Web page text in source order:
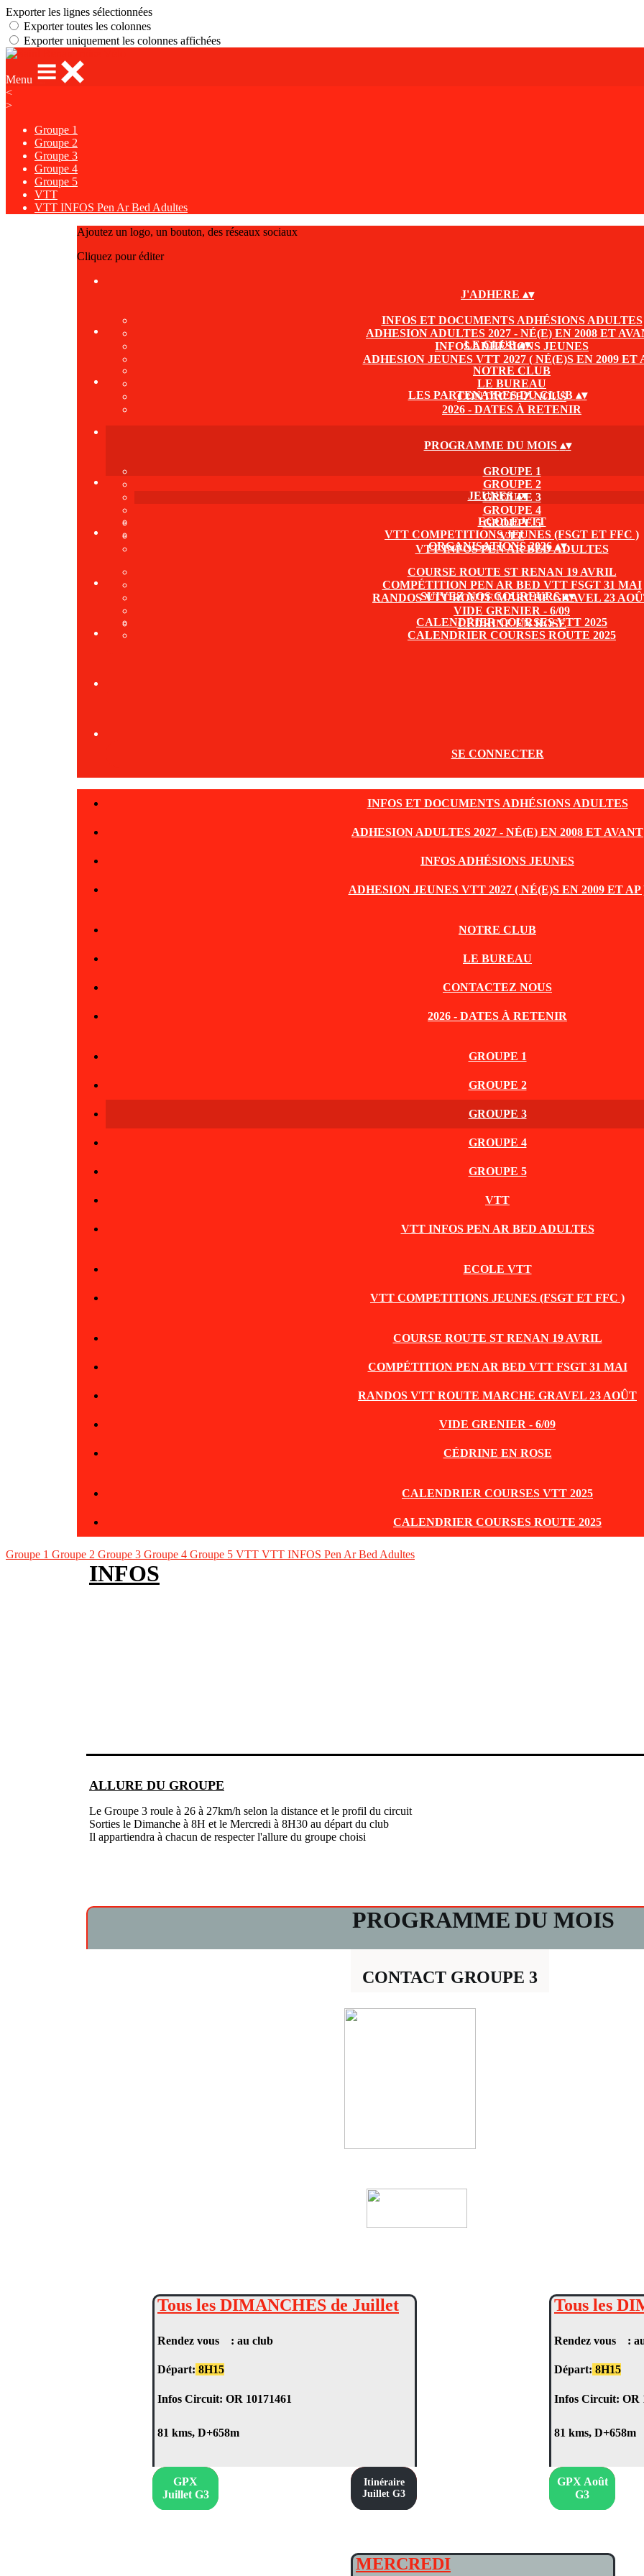
Exporter les lignes sélectionnées
Exporter toutes les colonnes
Exporter uniquement les colonnes affichées
Menu
<
>
Groupe 1
Groupe 2
Groupe 3
Groupe 4
Groupe 5
VTT
VTT INFOS Pen Ar Bed Adultes
Ajoutez un logo, un bouton, des réseaux sociaux
Cliquez pour éditer
J'ADHERE ▴▾
INFOS ET DOCUMENTS ADHÉSIONS ADULTES
ADHESION ADULTES 2027 - NÉ(E) EN 2008 ET
INFOS ADHÉSIONS JEUNES
ADHESION JEUNES VTT 2027 ( NÉ(E)S EN 2009 ET
LE CLUB▴▾
NOTRE CLUB
LE BUREAU
CONTACTEZ NOUS
2026 - DATES À RETENIR
LES PARTENAIRES DU CLUB ▴▾
PROGRAMME DU MOIS ▴▾
GROUPE 1
GROUPE 2
GROUPE 3
GROUPE 4
GROUPE 5
VTT
VTT INFOS PEN AR BED ADULTES
JEUNES▴▾
ECOLE VTT
VTT COMPETITIONS JEUNES (FSGT ET FFC )
ORGANISATIONS 2026 ▴▾
COURSE ROUTE ST RENAN 19 AVRIL
COMPÉTITION PEN AR BED VTT FSGT 31 MAI
RANDOS VTT ROUTE MARCHE GRAVEL 23
VIDE GRENIER - 6/09
CÉDRINE EN ROSE
SUIVEZ NOS COUREURS▴▾
CALENDRIER COURSES VTT 2025
CALENDRIER COURSES ROUTE 2025
SE CONNECTER
INFOS ET DOCUMENTS ADHÉSIONS ADULTES
ADHESION ADULTES 2027 - NÉ(E) EN 2008 ET AVANT
INFOS ADHÉSIONS JEUNES
ADHESION JEUNES VTT 2027 ( NÉ(E)S EN 2009 ET AP
NOTRE CLUB
LE BUREAU
CONTACTEZ NOUS
2026 - DATES À RETENIR
GROUPE 1
GROUPE 2
GROUPE 3
GROUPE 4
GROUPE 5
VTT
VTT INFOS PEN AR BED ADULTES
ECOLE VTT
VTT COMPETITIONS JEUNES (FSGT ET FFC )
COURSE ROUTE ST RENAN 19 AVRIL
COMPÉTITION PEN AR BED VTT FSGT 31 MAI
RANDOS VTT ROUTE MARCHE GRAVEL 23 AOÛT
VIDE GRENIER - 6/09
CÉDRINE EN ROSE
CALENDRIER COURSES VTT 2025
CALENDRIER COURSES ROUTE 2025
Groupe 1 Groupe 2 Groupe 3 Groupe 4 Groupe 5 VTT VTT INFOS Pen Ar Bed Adultes
INFOS
ALLURE DU GROUPE
Le Groupe 3 roule à 26 à 27km/h selon la distance et le profil du circuit
Sorties le Dimanche à 8H et le Mercredi à 8H30 au départ du club
Il appartiendra à chacun de respecter l'allure du groupe choisi
PROGRAMMEDU MOIS
CONTACT GROUPE 3
Tous les DIMANCHES de Juillet
Rendez vous : au club
Départ: 8H15
Infos Circuit: OR 10171461
81 kms, D+658m
GPX
Juillet G3
Itinéraire
Juillet G3
Tous les
Rendez vous :
Départ: 8H15
Infos Circuit: OR
81 kms, D+658m
GPX Août
G3
MERCREDI